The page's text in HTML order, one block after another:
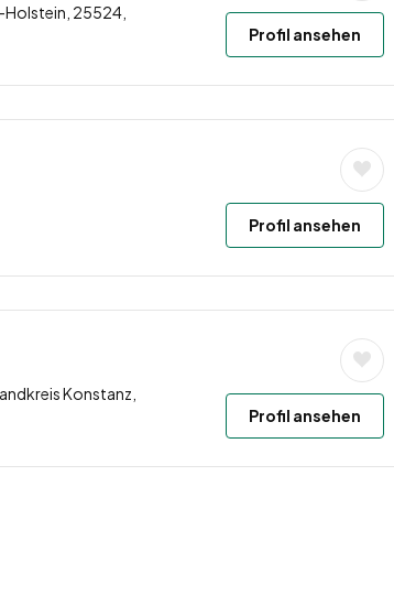
Holstein, 25524,
Profil ansehen
Profil ansehen
Konstanz,
Profil ansehen